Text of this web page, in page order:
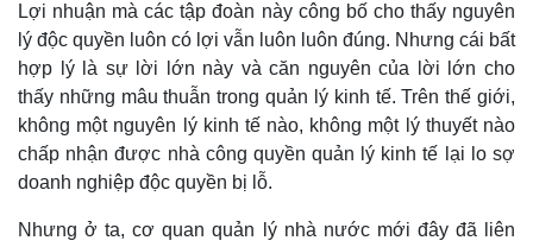
Lợi nhuận mà các tập đoàn này công bố cho thấy nguyên
lý độc quyền luôn có lợi vẫn luôn luôn đúng. Nhưng cái bất
hợp lý là sự lời lớn này và căn nguyên của lời lớn cho
thấy những mâu thuẫn trong quản lý kinh tế. Trên thế giới,
không một nguyên lý kinh tế nào, không một lý thuyết nào
chấp nhận được nhà công quyền quản lý kinh tế lại lo sợ
doanh nghiệp độc quyền bị lỗ.
Nhưng ở ta, cơ quan quản lý nhà nước mới đây đã liên